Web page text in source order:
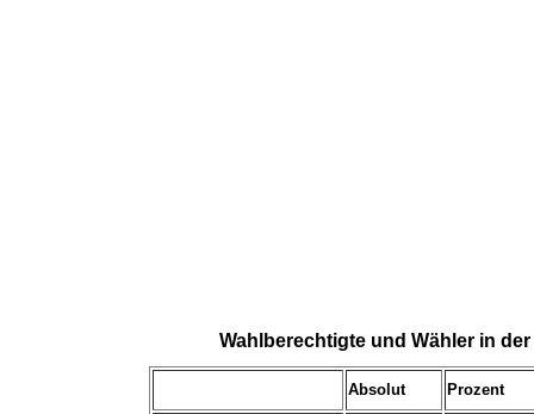
Wahlberechtigte und Wähler in
Absolut Prozent